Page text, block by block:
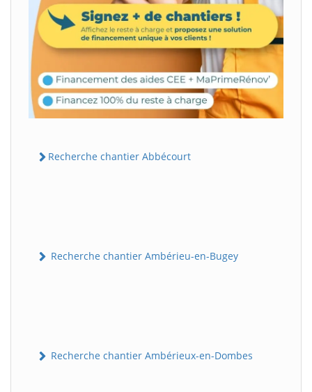
Recherche chantier Abbécourt
Recherche chantier Ambérieu-en-Bugey
Recherche chantier Ambérieux-en-Dombes